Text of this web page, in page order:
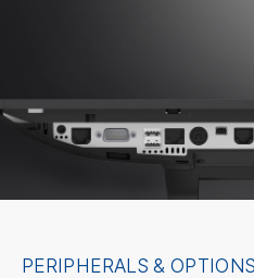
PERIPHERALS & OPTIONS